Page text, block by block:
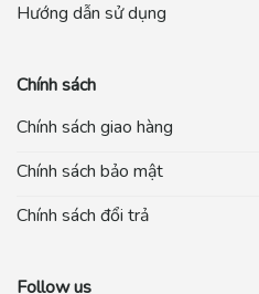
Hướng dẫn sử dụng
Chính sách
Chính sách giao hàng
Chính sách bảo mật
Chính sách đổi trả
Follow us